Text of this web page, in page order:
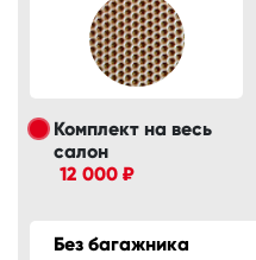
Комплект на весь
салон
12 000 ₽
Без багажника